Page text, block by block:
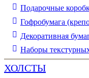
Подарочные
Гофробумага
Декоративная
Наборы
ХОЛСТЫ